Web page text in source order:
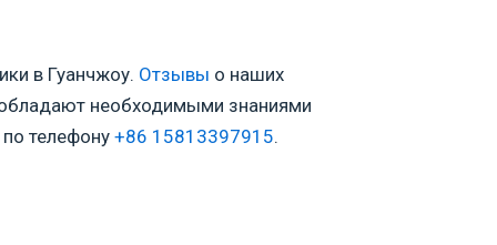
в Гуанчжоу. Отзывы о наших
необходимыми знаниями
телефону +86 15813397915.